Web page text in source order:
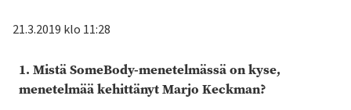
21.3.2019 klo 11:28
1. Mistä SomeBody-menetelmässä on kyse,
menetelmää kehittänyt Marjo Keckman?